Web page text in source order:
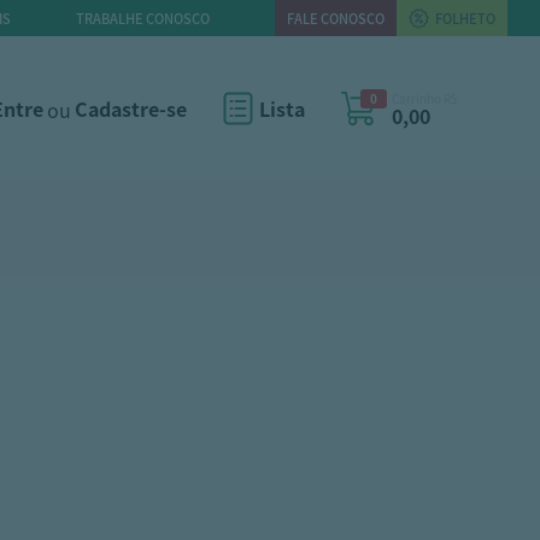
TRABALHE CONOSCO FALE CONOSCO FOLHETO
ou Cadastre-se Lista 0
0,00